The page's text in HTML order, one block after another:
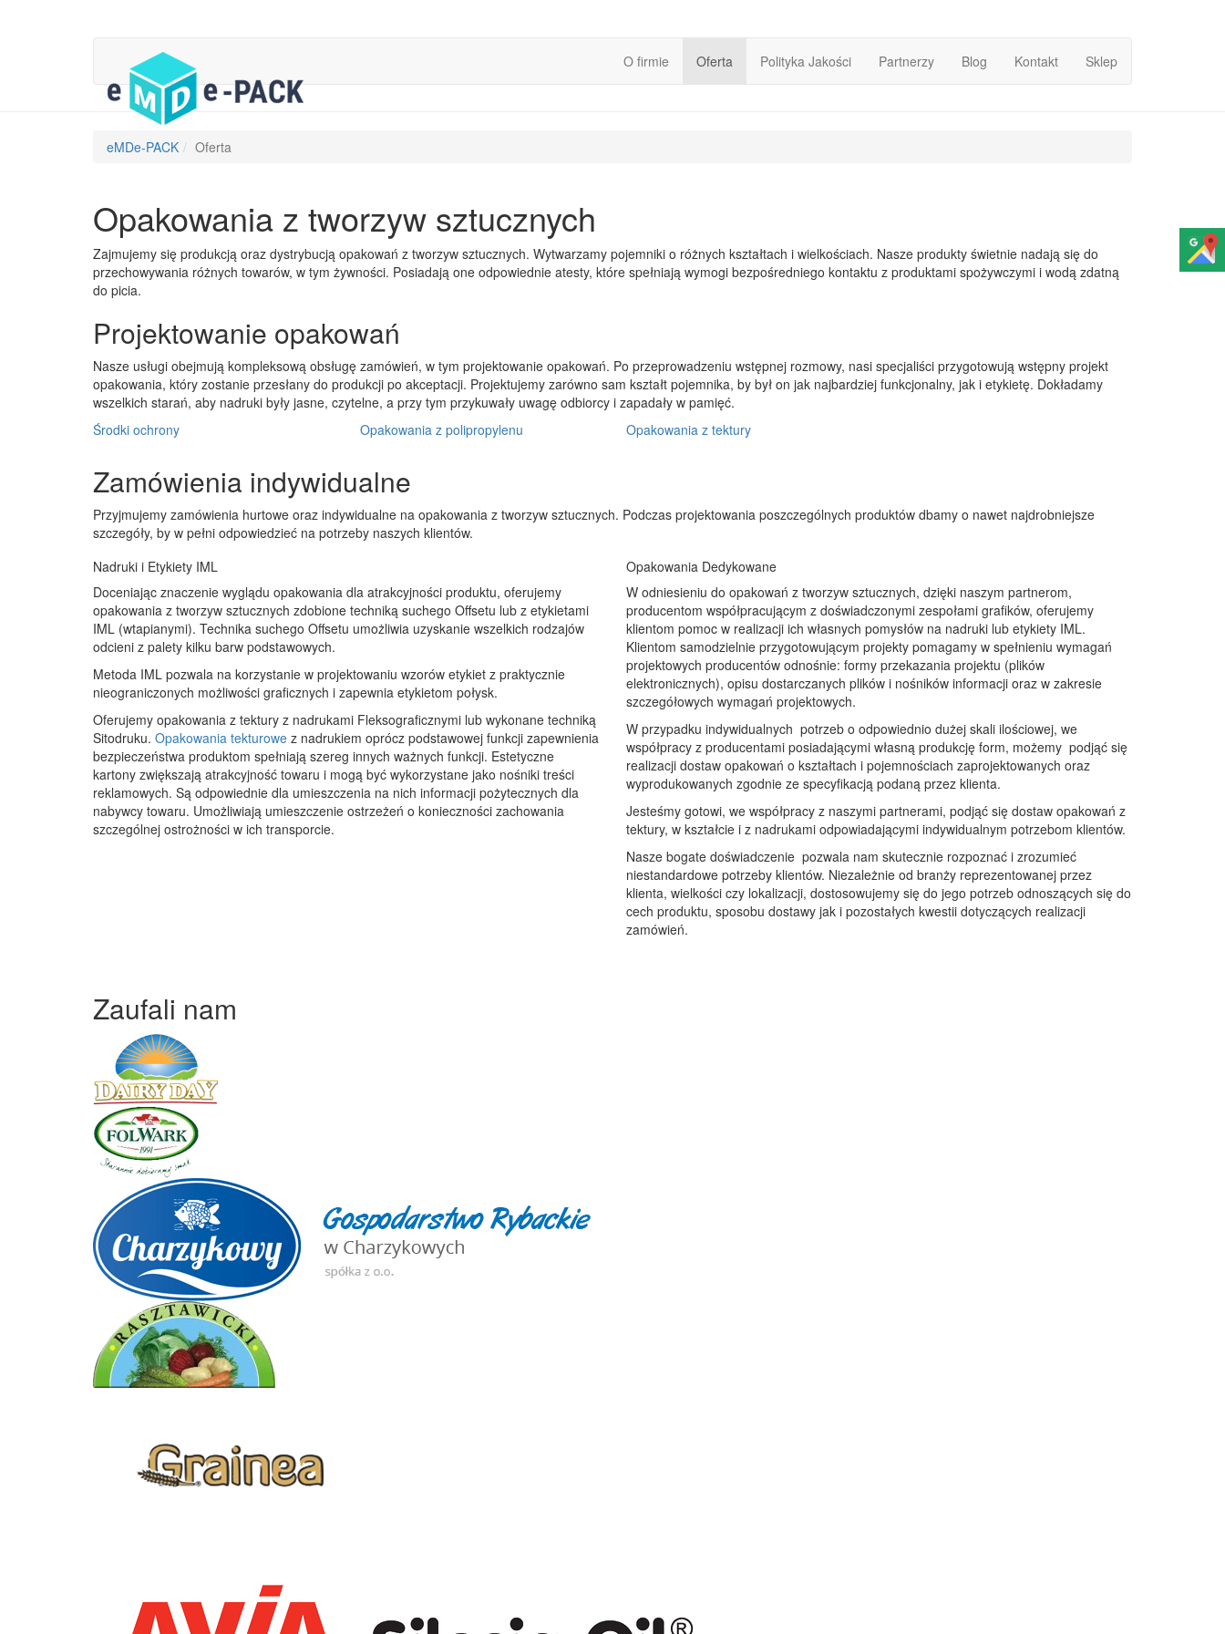
O firmie Oferta Polityka Jakości Partnerzy Blog Kontakt Sklep
eMDe-PACK Oferta
Opakowania z tworzyw sztucznych
Zajmujemy się produkcją oraz dystrybucją opakowań z tworzyw sztucznych. Wytwarzamy pojemniki o różnych kształtach i wielkościach. Nasze produkty świetnie nadają się do
przechowywania różnych towarów, w tym żywności. Posiadają one odpowiednie atesty, które spełniają wymogi bezpośredniego kontaktu z produktami spożywczymi i wodą zdatną
do picia.
Projektowanie opakowań
Nasze usługi obejmują kompleksową obsługę zamówień, w tym projektowanie opakowań. Po przeprowadzeniu wstępnej rozmowy, nasi specjaliści przygotowują wstępny projekt
opakowania, który zostanie przesłany do produkcji po akceptacji. Projektujemy zarówno sam kształt pojemnika, by był on jak najbardziej funkcjonalny, jak i etykietę. Dokładamy
wszelkich starań, aby nadruki były jasne, czytelne, a przy tym przykuwały uwagę odbiorcy i zapadały w pamięć.
Środki ochrony
Opakowania z polipropylenu Opakowania z tektury
Zamówienia indywidualne
Przyjmujemy zamówienia hurtowe oraz indywidualne na opakowania z tworzyw sztucznych. Podczas projektowania poszczególnych produktów dbamy o nawet najdrobniejsze
szczegóły, by w pełni odpowiedzieć na potrzeby naszych klientów.
Nadruki i Etykiety IML
Doceniając znaczenie wyglądu opakowania dla atrakcyjności produktu, oferujemy
opakowania z tworzyw sztucznych zdobione techniką suchego Offsetu lub z etykietami
IML (wtapianymi). Technika suchego Offsetu umożliwia uzyskanie wszelkich rodzajów
odcieni z palety kilku barw podstawowych.
Metoda IML pozwala na korzystanie w projektowaniu wzorów etykiet z praktycznie
nieograniczonych możliwości graficznych i zapewnia etykietom połysk.
Oferujemy opakowania z tektury z nadrukami Fleksograficznymi lub wykonane techniką
Sitodruku. Opakowania tekturowe z nadrukiem oprócz podstawowej funkcji zapewnienia
bezpieczeństwa produktom spełniają szereg innych ważnych funkcji. Estetyczne
kartony zwiększają atrakcyjność towaru i mogą być wykorzystane jako nośniki treści
reklamowych. Są odpowiednie dla umieszczenia na nich informacji pożytecznych dla
nabywcy towaru. Umożliwiają umieszczenie ostrzeżeń o konieczności zachowania
szczególnej ostrożności w ich transporcie.
Opakowania Dedykowane
W odniesieniu do opakowań z tworzyw sztucznych, dzięki naszym partnerom,
producentom współpracującym z doświadczonymi zespołami grafików, oferujemy
klientom pomoc w realizacji ich własnych pomysłów na nadruki lub etykiety IML.
Klientom samodzielnie przygotowującym projekty pomagamy w spełnieniu wymagań
projektowych producentów odnośnie: formy przekazania projektu (plików
elektronicznych), opisu dostarczanych plików i nośników informacji oraz w zakresie
szczegółowych wymagań projektowych.
W przypadku indywidualnych potrzeb o odpowiednio dużej skali ilościowej, we
współpracy z producentami posiadającymi własną produkcję form, możemy podjąć się
realizacji dostaw opakowań o kształtach i pojemnościach zaprojektowanych oraz
wyprodukowanych zgodnie ze specyfikacją podaną przez klienta.
Jesteśmy gotowi, we współpracy z naszymi partnerami, podjąć się dostaw opakowań z
tektury, w kształcie i z nadrukami odpowiadającymi indywidualnym potrzebom klientów.
Nasze bogate doświadczenie pozwala nam skutecznie rozpoznać i zrozumieć
niestandardowe potrzeby klientów. Niezależnie od branży reprezentowanej przez
klienta, wielkości czy lokalizacji, dostosowujemy się do jego potrzeb odnoszących się do
cech produktu, sposobu dostawy jak i pozostałych kwestii dotyczących realizacji
zamówień.
Zaufali nam